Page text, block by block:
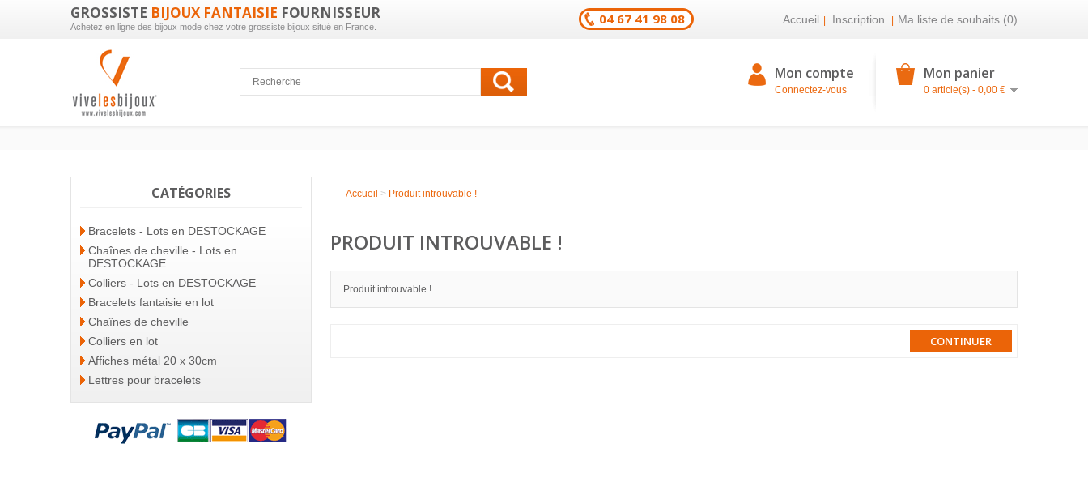
GROSSISTE BIJOUX FANTAISIE FOURNISSEUR
Achetez en ligne des bijoux mode chez votre grossiste bijoux situé en France. 04 67 41 98 08 Accueil Inscription Ma liste de souhaits (0)
Mon compte
Connectez-vous
Mon panier
0 article(s) - 0,00 €
CATÉGORIES
Bracelets - Lots en DESTOCKAGE
Chaînes de cheville - Lots en
DESTOCKAGE
Colliers - Lots en DESTOCKAGE
Bracelets fantaisie en lot
Chaînes de cheville
Colliers en lot
Affiches métal 20 x 30cm
Lettres pour bracelets
Accueil > Produit introuvable !
PRODUIT INTROUVABLE !
Produit introuvable !
CONTINUER